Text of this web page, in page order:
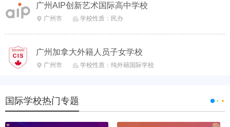
广州AIP创新艺术国际高中学校
 广州市  学校性质：民办
广州加拿大外籍人员子女学校
 广州市  学校性质：纯外籍国际学校
国际学校热门专题